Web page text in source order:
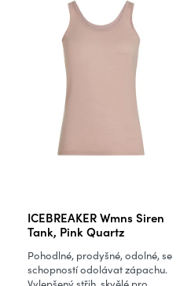
ICEBREAKER Wmns Siren
Tank, Pink Quartz
Pohodlné, prodyšné, odolné, se
schopností odolávat zápachu.